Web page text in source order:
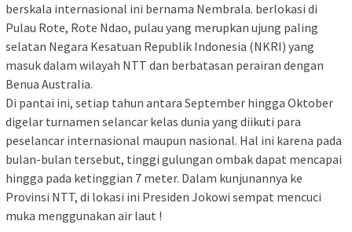
berskala internasional ini bernama Nembrala. berlokasi di
Pulau Rote, Rote Ndao, pulau yang merupkan ujung paling
selatan Negara Kesatuan Republik Indonesia (NKRI) yang
masuk dalam wilayah NTT dan berbatasan perairan dengan
Benua Australia.
Di pantai ini, setiap tahun antara September hingga Oktober
digelar turnamen selancar kelas dunia yang diikuti para
peselancar internasional maupun nasional. Hal ini karena pada
bulan-bulan tersebut, tinggi gulungan ombak dapat mencapai
hingga pada ketinggian 7 meter. Dalam kunjunannya ke
Provinsi NTT, di lokasi ini Presiden Jokowi sempat mencuci
muka menggunakan air laut !